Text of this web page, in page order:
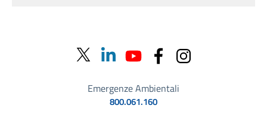
Emergenze Ambientali
800.061.160